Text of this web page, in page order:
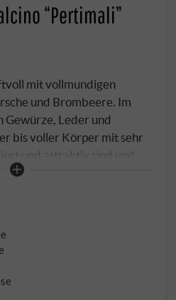
“Pertimali”
mit vollmundigen
und Brombeere. Im
Gewürze, Leder und
bis voller Körper mit sehr
und attraktiv sind und
Welch schöne Reinheit